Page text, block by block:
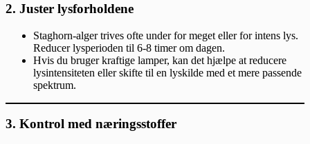
2. Juster lysforholdene
Staghorn-alger trives ofte under for meget eller for intens lys.
Reducer lysperioden til 6-8 timer om dagen.
Hvis du bruger kraftige lamper, kan det hjælpe at reducere
lysintensiteten eller skifte til en lyskilde med et mere passende
spektrum.
3. Kontrol med næringsstoffer